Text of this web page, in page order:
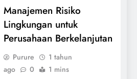
Manajemen Risiko
Lingkungan untuk
Perusahaan Berkelanjutan
Purure
1 tahun
ago
0 1 mins